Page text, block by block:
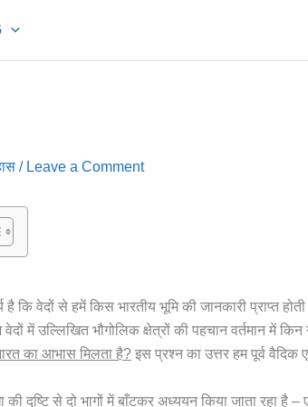
/ Leave a Comment
है कि वेदों से हमें किस भारतीय भूमि की जानकारी प्राप्त
में उल्लिखित भौगोलिक क्षेत्रों की पहचान वर्तमान में
का आभास मिलता है? इस प्रश्न का उत्तर हम पूर्व
की दृष्टि से दो भागों में बाँटकर अध्ययन किया जाता रहा है